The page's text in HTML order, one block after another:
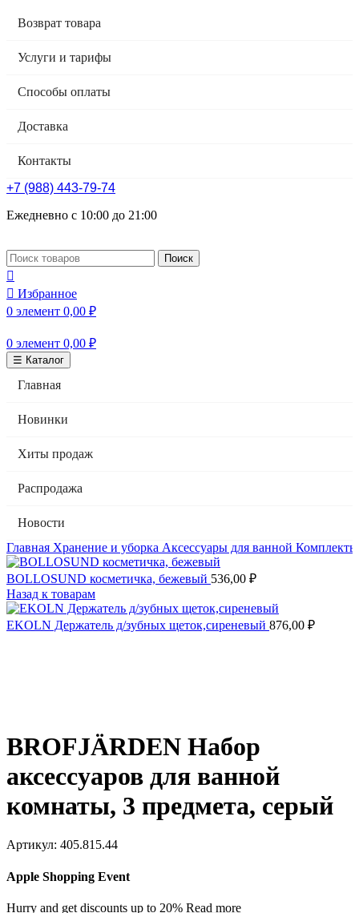
Возврат товара
Услуги и тарифы
Способы оплаты
Доставка
Контакты
+7 (988) 443-79-74
Ежедневно с 10:00 до 21:00
Поиск
Избранное
0 элемент 0,00 ₽
0 элемент 0,00 ₽
☰ Каталог
Главная
Новинки
Хиты продаж
Распродажа
Новости
Главная Хранение и уборка Аксессуары для ванной Комплекты
BOLLOSUND косметичка, бежевый 536,00 ₽
Назад к товарам
EKOLN Держатель д/зубных щеток,сиреневый 876,00 ₽
BROFJÄRDEN Набор
аксессуаров для ванной
комнаты, 3 предмета, серый
Артикул: 405.815.44
Apple Shopping Event
Hurry and get discounts up to 20% Read more